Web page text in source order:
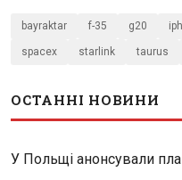
bayraktar f-35 g20
spacex starlink taurus
ОСТАННІ НОВИНИ
У Польщі анонсували